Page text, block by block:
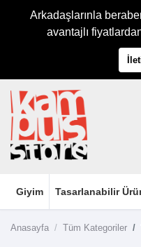
Arkadaşlarınla
avantajlı
Giyim Tasarlanabilir
Anasayfa Tüm Kategoriler